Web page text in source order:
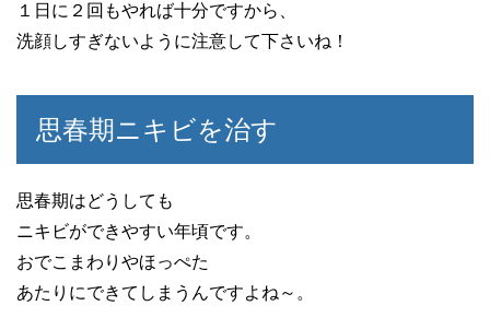
１日に２回もやれば十分ですから、
洗顔しすぎないように注意して下さいね！
思春期ニキビを治す
思春期はどうしても
ニキビができやすい年頃です。
おでこまわりやほっぺた
あたりにできてしまうんですよね～。